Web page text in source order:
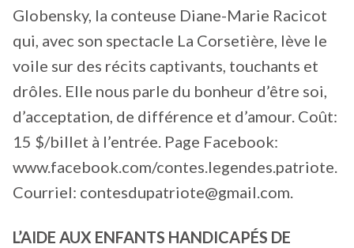
Globensky, la conteuse Diane-Marie Racicot
qui, avec son spectacle La Corsetière, lève le
voile sur des récits captivants, touchants et
drôles. Elle nous parle du bonheur d’être soi,
d’acceptation, de différence et d’amour. Coût:
15 $/billet à l’entrée. Page Facebook:
www.facebook.com/contes.legendes.patriote.
Courriel: contesdupatriote@gmail.com.
L’AIDE AUX ENFANTS HANDICAPÉS DE